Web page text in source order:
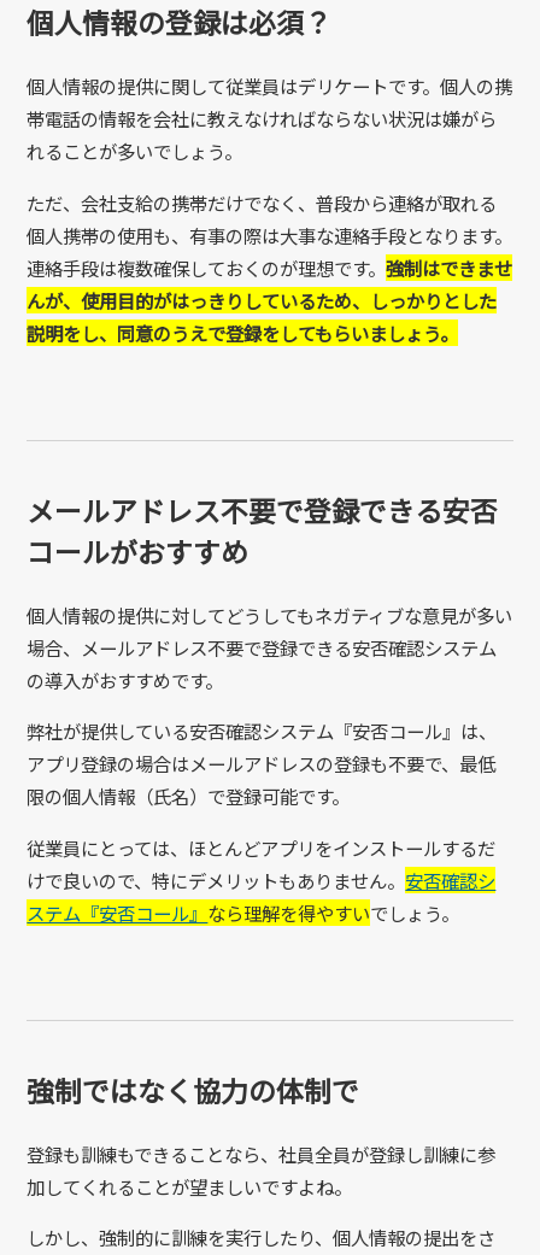
個人情報の登録は必須？
個人情報の提供に関して従業員はデリケートです。個人の携
帯電話の情報を会社に教えなければならない状況は嫌がら
れることが多いでしょう。
ただ、会社支給の携帯だけでなく、普段から連絡が取れる
個人携帯の使用も、有事の際は大事な連絡手段となります。
連絡手段は複数確保しておくのが理想です。強制はできませ
んが、使用目的がはっきりしているため、しっかりとした
説明をし、同意のうえで登録をしてもらいましょう。
メールアドレス不要で登録できる安否
コールがおすすめ
個人情報の提供に対してどうしてもネガティブな意見が多い
場合、メールアドレス不要で登録できる安否確認システム
の導入がおすすめです。
弊社が提供している安否確認システム『安否コール』は、
アプリ登録の場合はメールアドレスの登録も不要で、最低
限の個人情報（氏名）で登録可能です。
従業員にとっては、ほとんどアプリをインストールするだ
けで良いので、特にデメリットもありません。 安否確認シ
ステム『安否コール』 なら理解を得やすいでしょう。
強制ではなく協力の体制で
登録も訓練もできることなら、社員全員が登録し訓練に参
加してくれることが望ましいですよね。
しかし、強制的に訓練を実行したり、個人情報の提出をさ